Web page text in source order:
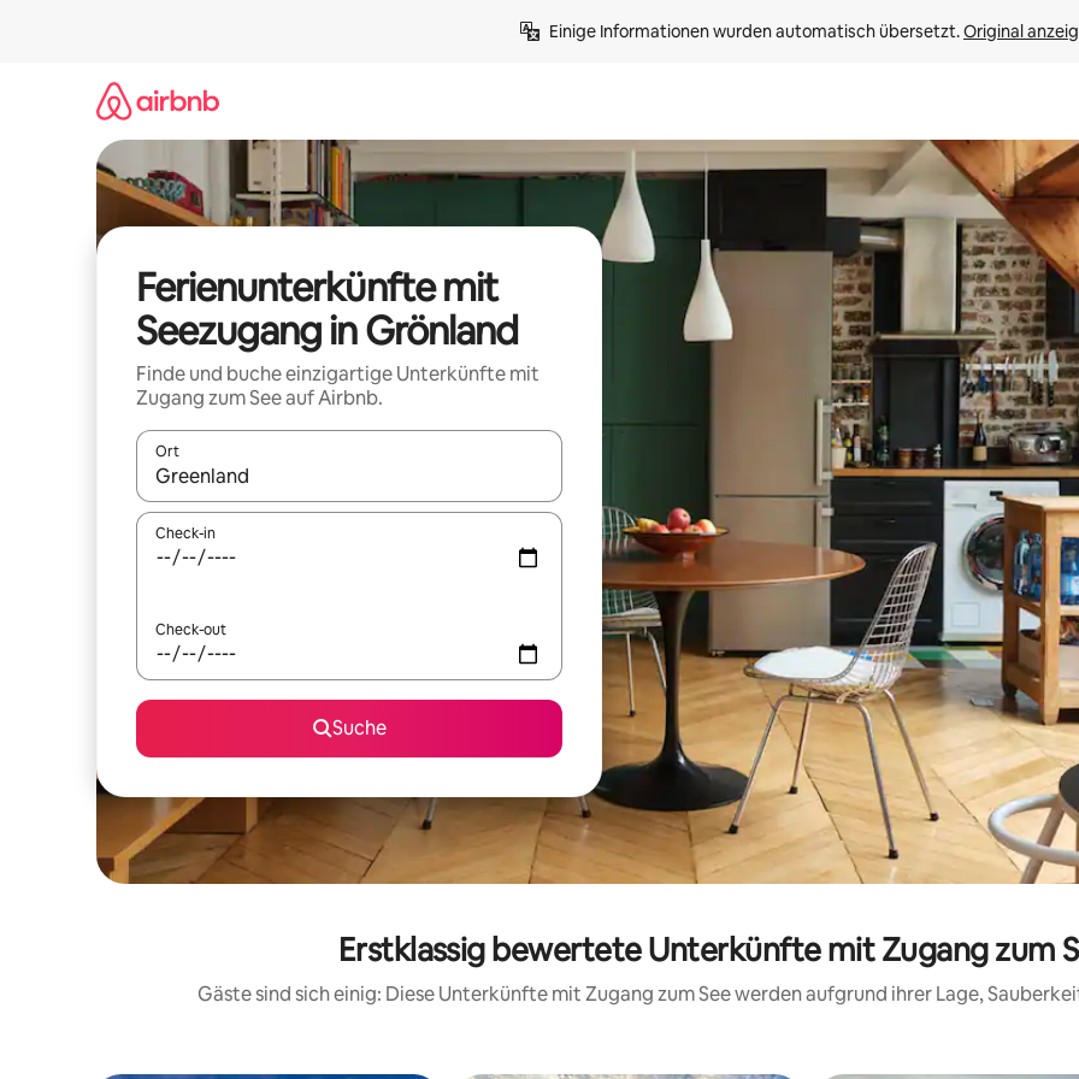
Einige Informationen wurden automatisch übersetzt. Original
Ferienunterkünfte mit
Seezugang in Grönland
Finde und buche einzigartige Unterkünfte mit
Zugang zum See auf Airbnb.
Ort
Wenn Ergebnisse verfügbar sind, navigiere mit den Pfeiltasten nach oben und unten oder erkunde die Ergebnisse
Check-in
Check-out
Suche
Erstklassig bewertete Unterkünfte mit Zugang zum
Gäste sind sich einig: Diese Unterkünfte mit Zugang zum See werden aufgrund ihrer Lage,